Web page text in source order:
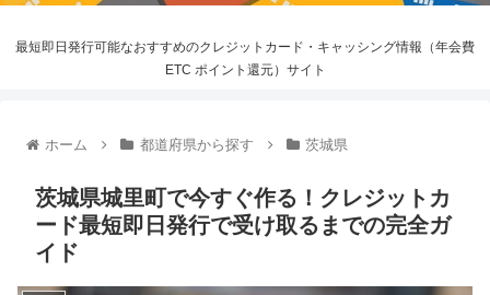
最短即日発行可能なおすすめのクレジットカード・キャッシング情報（年会費
ETC ポイント還元）サイト
ホーム 都道府県から探す 茨城県
茨城県城里町で今すぐ作る！クレジットカ
ード最短即日発行で受け取るまでの完全ガ
イド